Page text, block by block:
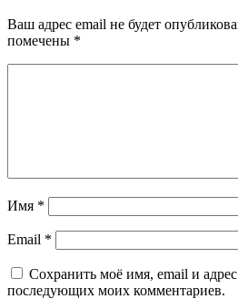
Ваш адрес email не будет
помечены *
Имя *
Email *
Сохранить моё имя, email и адрес
последующих моих комментариев.